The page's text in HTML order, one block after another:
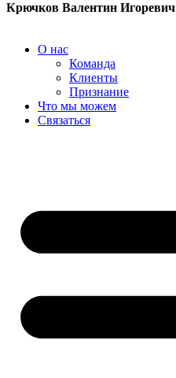
Крючков Валентин Игоревич
О нас
Команда
Клиенты
Признание
Что мы можем
Связаться